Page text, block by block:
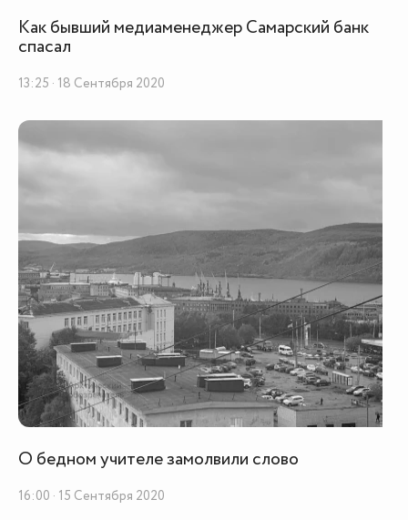
Как бывший медиаменеджер Самарский банк
спасал
13:25 · 18 Сентября 2020
О бедном учителе замолвили слово
16:00 · 15 Сентября 2020